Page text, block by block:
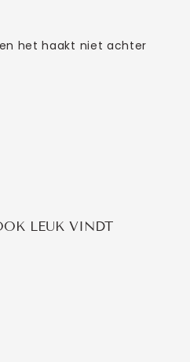
het haakt niet achter
LEUK VINDT